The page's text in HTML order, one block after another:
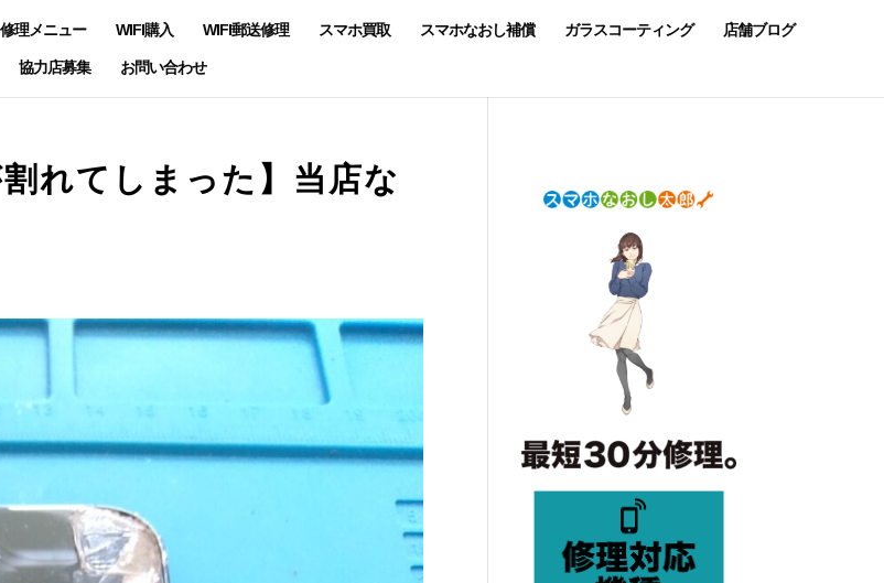
修理メニュー WIFI購入 WIFI郵送修理 スマホ買取 スマホなおし補償 ガラスコーティング 店舗ブログ
協力店募集 お問い合わせ
れてしまった】当店な